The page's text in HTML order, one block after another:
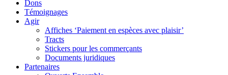
Dons
Témoignages
Agir
Affiches ‘Paiement en espèces avec plaisir’
Tracts
Stickers pour les commerçants
Documents juridiques
Partenaires